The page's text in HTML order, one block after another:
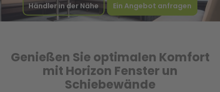
Händler in der Nähe Ein Angebot anfragen
Genießen Sie optimalen Komfort
mit Horizon Fenster un
Schiebewände